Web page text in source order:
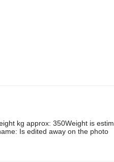
kg approx: 350Weight is
Is edited away on the photo